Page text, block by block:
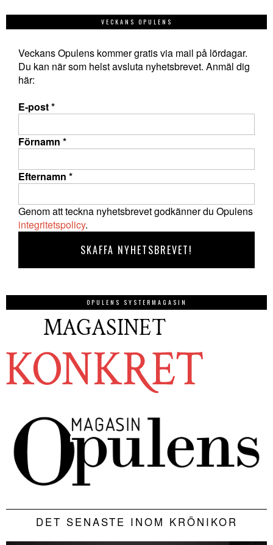
VECKANS OPULENS
Veckans Opulens kommer gratis via mail på lördagar.
Du kan när som helst avsluta nyhetsbrevet. Anmäl dig
här:
E-post*
Förnamn *
Efternamn *
Genom att teckna nyhetsbrevet godkänner du Opulens
integritetspolicy.
OPULENS SYSTERMAGASIN
DET SENASTE INOM KRÖNIKOR